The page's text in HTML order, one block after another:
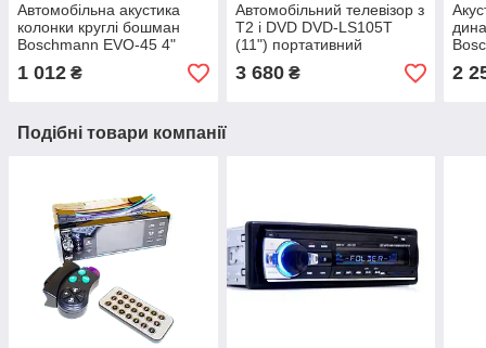
Автомобільна акустика
колонки круглі бошман
Boschmann EVO-45 4"
автозвук динаміки бошман
шов45
1 012 ₴
Автомобільний телевізор з
T2 і DVD DVD-LS105T
(11") портативний
тюнером
3 680₴
Вт
2
Подібні товари компанії